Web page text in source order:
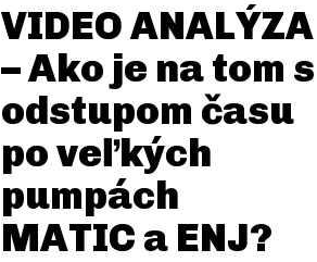
VIDEO ANALÝZA
– Ako je na tom s
odstupom času
po veľkých
pumpách
MATIC a ENJ?